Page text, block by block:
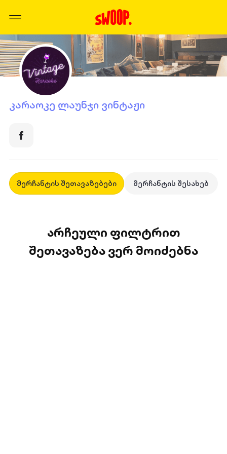
კარაოკე ლაუნჯი ვინტაჟი
მერჩანტის შეთავაზებები მერჩანტის შესახებ
არჩეული ფილტრით
შეთავაზება ვერ მოიძებნა